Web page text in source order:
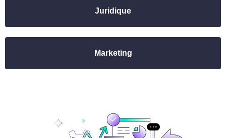
Juridique
Marketing